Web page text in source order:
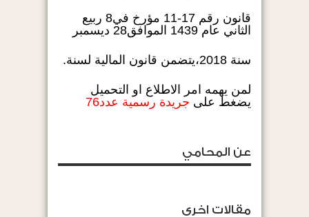
قانون رقم 17-11 مؤرخ في8 ربيع
الثاني عام 1439 الموافق28 ديسمبر
سنة 2018،يتضمن قانون المالية لسنة.
لمن يهمه امر الاطلاع او التحميل
يضغط على جريدة رسمية عدد76
عن المحامي
مقالات اخرى